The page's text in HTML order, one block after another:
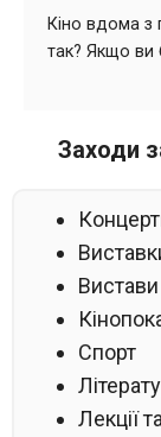
Заходи
Вистави
Спорт
Лекції